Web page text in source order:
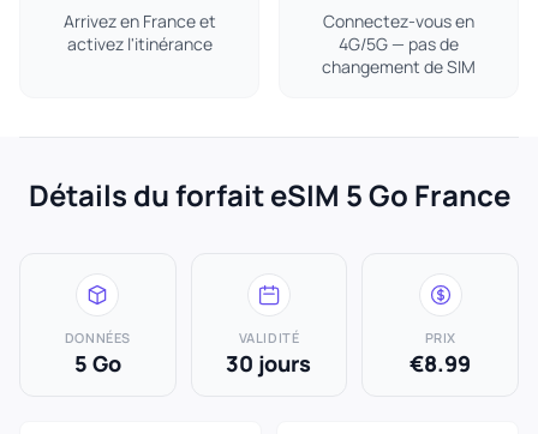
Arrivez en France et
activez l'itinérance
Connectez-vous en
4G/5G — pas de
changement de SIM
Détails du forfait eSIM 5 Go France
DONNÉES
5 Go
VALIDITÉ
30 jours
PRIX
€8.99